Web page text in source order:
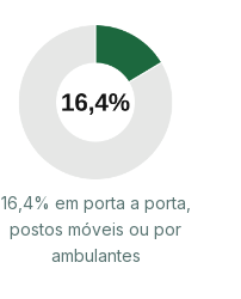
16,4% em porta a porta,
postos móveis ou por
ambulantes